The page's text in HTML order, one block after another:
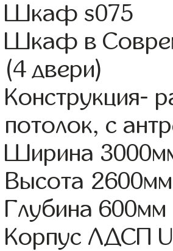
Шкаф s075
Шкаф в
(4 двери)
Конструкция-
потолок, с
Ширина
Высота 2600мм
Глубина 600мм
Корпус ЛДСП